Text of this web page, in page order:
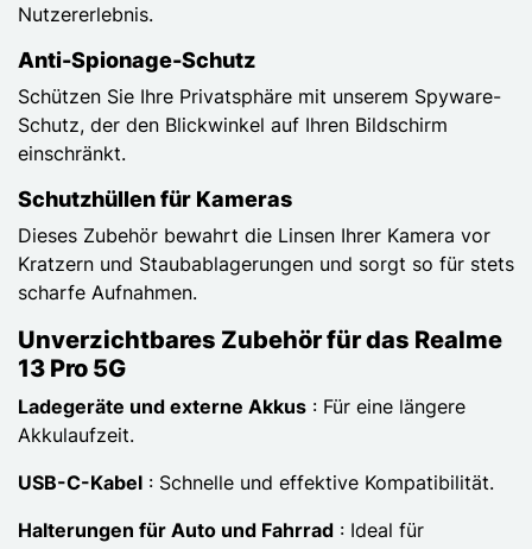
Nutzererlebnis.
Anti-Spionage-Schutz
Schützen Sie Ihre Privatsphäre mit unserem Spyware-
Schutz, der den Blickwinkel auf Ihren Bildschirm
einschränkt.
Schutzhüllen für Kameras
Dieses Zubehör bewahrt die Linsen Ihrer Kamera vor
Kratzern und Staubablagerungen und sorgt so für stets
scharfe Aufnahmen.
Unverzichtbares Zubehör für das Realme
13 Pro 5G
Ladegeräte und externe Akkus : Für eine längere
Akkulaufzeit.
USB-C-Kabel : Schnelle und effektive Kompatibilität.
Halterungen für Auto und Fahrrad : Ideal für